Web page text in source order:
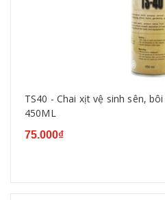
TS40 - Chai xịt vệ sinh sên,
450ML
75.000₫